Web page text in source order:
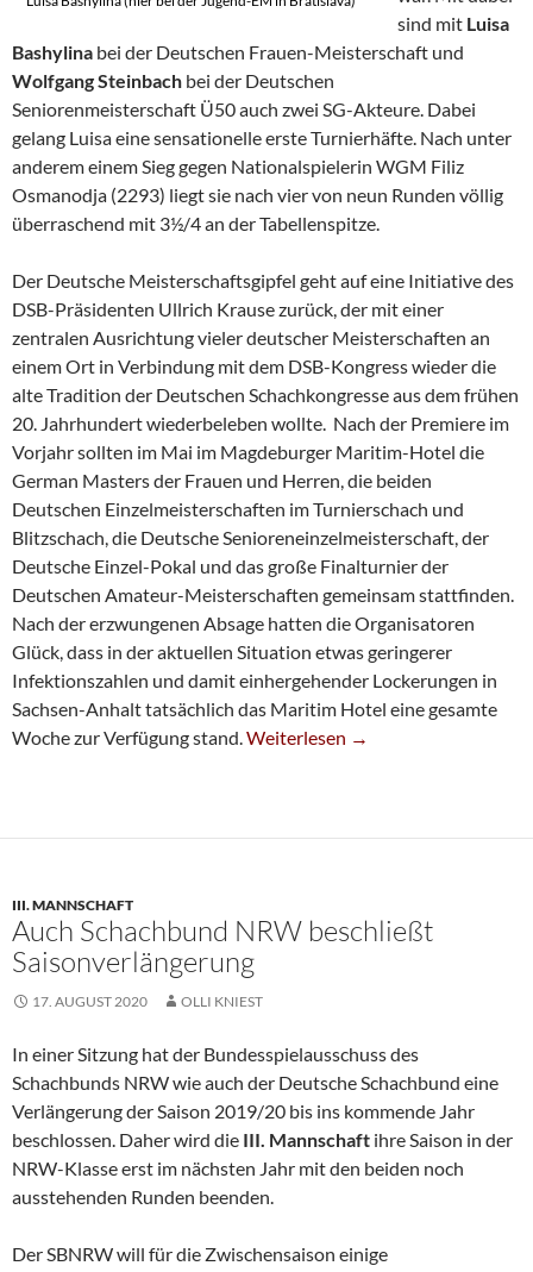
sind mit Luisa
Bashylina bei der Deutschen Frauen-Meisterschaft und
Wolfgang Steinbach bei der Deutschen
Seniorenmeisterschaft Ü50 auch zwei SG-Akteure. Dabei
gelang Luisa eine sensationelle erste Turnierhäfte. Nach unter
anderem einem Sieg gegen Nationalspielerin WGM Filiz
Osmanodja (2293) liegt sie nach vier von neun Runden völlig
überraschend mit 3½/4 an der Tabellenspitze.
Der Deutsche Meisterschaftsgipfel geht auf eine Initiative des
DSB-Präsidenten Ullrich Krause zurück, der mit einer
zentralen Ausrichtung vieler deutscher Meisterschaften an
einem Ort in Verbindung mit dem DSB-Kongress wieder die
alte Tradition der Deutschen Schachkongresse aus dem frühen
20. Jahrhundert wiederbeleben wollte. Nach der Premiere im
Vorjahr sollten im Mai im Magdeburger Maritim-Hotel die
German Masters der Frauen und Herren, die beiden
Deutschen Einzelmeisterschaften im Turnierschach und
Blitzschach, die Deutsche Senioreneinzelmeisterschaft, der
Deutsche Einzel-Pokal und das große Finalturnier der
Deutschen Amateur-Meisterschaften gemeinsam stattfinden.
Nach der erzwungenen Absage hatten die Organisatoren
Glück, dass in der aktuellen Situation etwas geringerer
Infektionszahlen und damit einhergehender Lockerungen in
Sachsen-Anhalt tatsächlich das Maritim Hotel eine gesamte
Woche zur Verfügung stand.Luisa Bashylina Führt Bei
Weiterlesen →
III. MANNSCHAFT
Auch Schachbund NRW beschließt
Saisonverlängerung
17. AUGUST 2020 OLLI KNIEST
In einer Sitzung hat der Bundesspielausschuss des
Schachbunds NRW wie auch der Deutsche Schachbund eine
Verlängerung der Saison 2019/20 bis ins kommende Jahr
beschlossen. Daher wird die III. Mannschaft ihre Saison in der
NRW-Klasse erst im nächsten Jahr mit den beiden noch
ausstehenden Runden beenden.
Der SBNRW will für die Zwischensaison einige